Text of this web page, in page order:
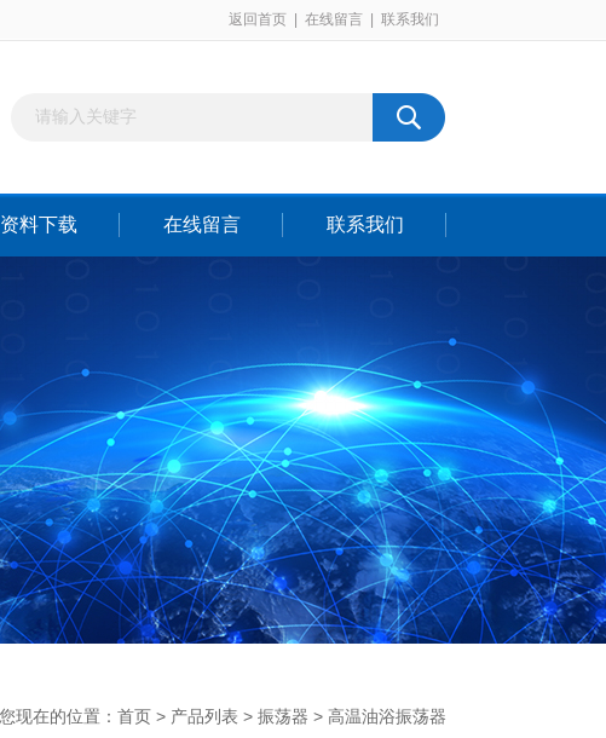
返回首页 在线留言 联系我们
资料下载 在线留言 联系我们
您现在的位置： 首页 > 产品列表 > 振荡器 > 高温油浴振荡器